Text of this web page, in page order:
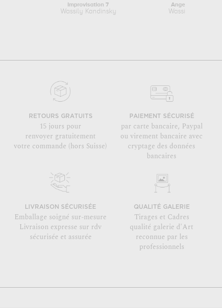
Improvisation 7
Wassily Kandinsky
Ange du Jugement
Wassily
RETOURS GRATUITS
15 jours pour
renvoyer gratuitement
votre commande (hors Suisse)
PAIEMENT SÉCURISÉ
par carte bancaire, Paypal
ou virement bancaire avec
cryptage des données
bancaires
LIVRAISON SÉCURISÉE
Emballage soigné sur-mesure
Livraison expresse sur rdv
sécurisée et assurée
QUALITÉ GALERIE
Tirages et Cadres
qualité galerie d'Art
reconnue par les
professionnels